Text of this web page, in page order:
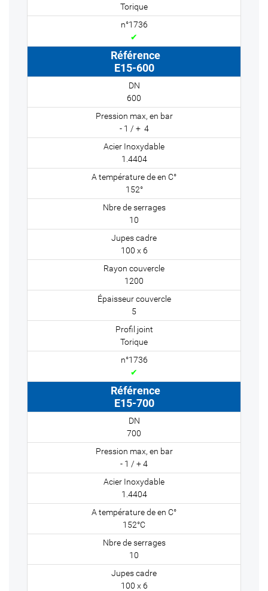
Torique
✔
E15-600
600
- 1 / + 4
1.4404
152°
10
100 x 6
1200
5
Torique
✔
E15-700
700
- 1 / + 4
1.4404
152°C
10
100 x 6